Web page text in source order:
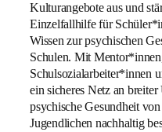
Kulturangebote aus und
Einzelfallhilfe für
Wissen zur psychischen
Schulen. Mit
Schulsozialarbeiter*innen
ein sicheres Netz an
psychische Gesundheit
Jugendlichen nachhaltig